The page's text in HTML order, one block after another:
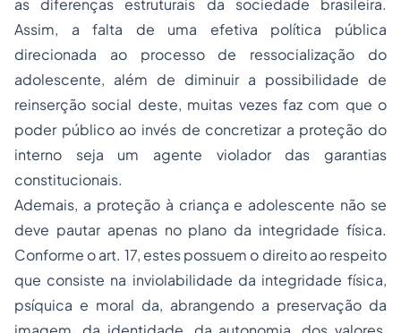
as diferenças estruturais da sociedade brasileira.
Assim, a falta de uma efetiva política pública
direcionada ao processo de ressocialização do
adolescente, além de diminuir a possibilidade de
reinserção social deste, muitas vezes faz com que o
poder público ao invés de concretizar a proteção do
interno seja um agente violador das garantias
constitucionais.
Ademais, a proteção à criança e adolescente não se
deve pautar apenas no plano da integridade física.
Conforme o art. 17, estes possuem o direito ao respeito
que consiste na inviolabilidade da integridade física,
psíquica e moral da, abrangendo a preservação da